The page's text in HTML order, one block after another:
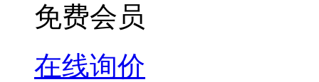
免费会员
在线询价